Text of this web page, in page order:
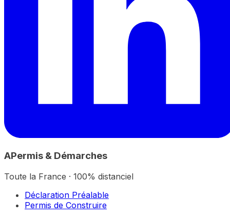
APermis & Démarches
Toute la France · 100% distanciel
Déclaration Préalable
Permis de Construire